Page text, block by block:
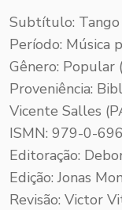
Subtítulo: Tango
Período: Música
Gênero: Popular
Proveniência:
Vicente Salles
ISMN: 979-0-
Editoração:
Edição: Jonas
Revisão: Victor